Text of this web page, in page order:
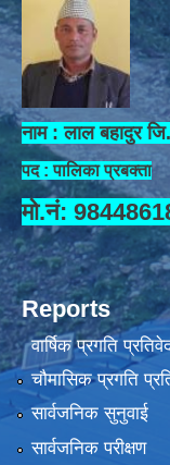
नाम : लाल बहादुर
पद : पालिका प्रबक्ता
मो.नं:
Reports
वार्षिक प्रगति
चौमासिक प्रगति
सार्वजनिक सुनुवाई
सार्वजनिक परीक्षण